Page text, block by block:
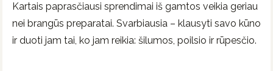
Kartais paprasčiausi sprendimai iš gamtos veikia geriau
nei brangūs preparatai. Svarbiausia – klausyti savo kūno
ir duoti jam tai, ko jam reikia: šilumos, poilsio ir rūpesčio.